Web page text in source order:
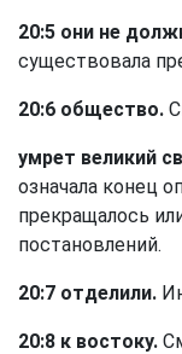
20:5 они не
существовала
20:6 общество.
умрет великий
означала конец
прекращалось
постановлений.
20:7 отделили.
20:8 к востоку.